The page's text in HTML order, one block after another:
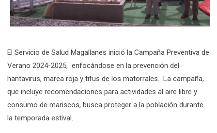
El Servicio de Salud Magallanes inició la Campaña Preventiva de
Verano 2024-2025, enfocándose en la prevención del
hantavirus, marea roja y tifus de los matorrales. La campaña,
que incluye recomendaciones para actividades al aire libre y
consumo de mariscos, busca proteger a la población durante
la temporada estival.